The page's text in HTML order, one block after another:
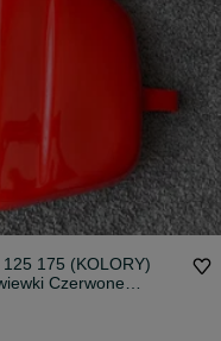
125 175 (KOLORY)
Czerwone